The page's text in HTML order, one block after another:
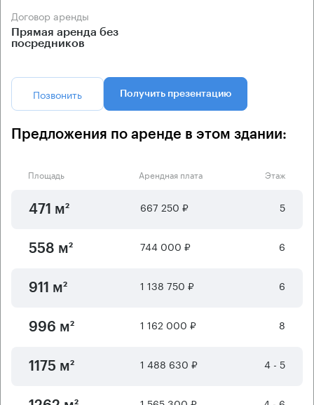
Договор аренды
Прямая аренда без
посредников
Позвонить Получить презентацию
Предложения по аренде в этом здании:
Площадь Арендная плата Этаж
471 м² 667 250 ₽ 5
558 м² 744 000 ₽ 6
911 м² 1 138 750 ₽ 6
996 м² 1 162 000 ₽ 8
1175 м² 1 488 630 ₽ 4 - 5